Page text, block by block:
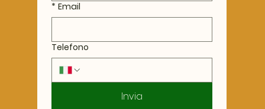
* Email
Telefono
Invia